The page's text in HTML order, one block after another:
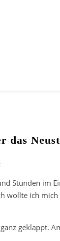
das
Stunden im
wollte ich
geklappt.